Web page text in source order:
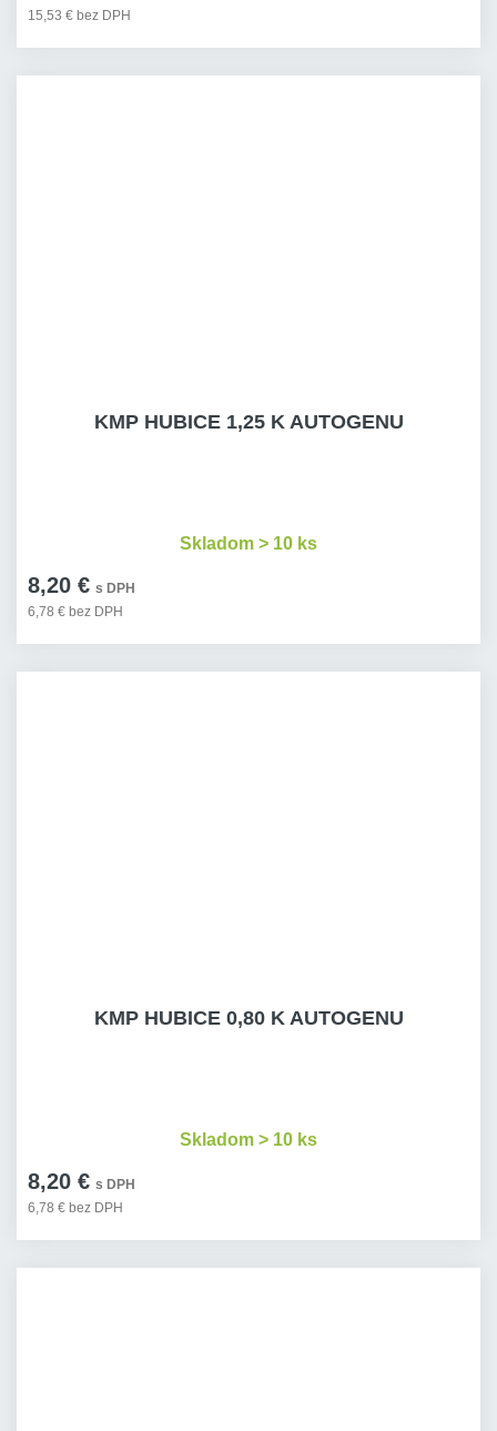
15,53 € bez DPH
KMP HUBICE 1,25 K AUTOGENU
8,20 € s DPH
6,78 € bez DPH
Skladom > 10 ks
KMP HUBICE 0,80 K AUTOGENU
8,20 € s DPH
6,78 € bez DPH
Skladom > 10 ks